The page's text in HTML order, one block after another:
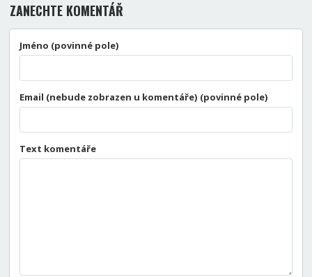
ZANECHTE KOMENTÁŘ
Jméno (povinné pole)
Email (nebude zobrazen u komentáře) (povinné pole)
Text komentáře